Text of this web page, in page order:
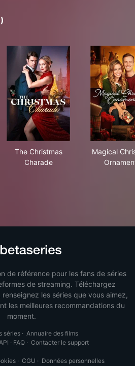
The Christmas
Charade
Magical
de référence pour les fans de séries
de streaming. Téléchargez
les séries que vous aimez,
les meilleures recommandations du
moment.
séries· Annuaire des films
· FAQ · Contacter le support
· CGU · Données personnelles